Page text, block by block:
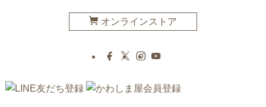
オンラインストア